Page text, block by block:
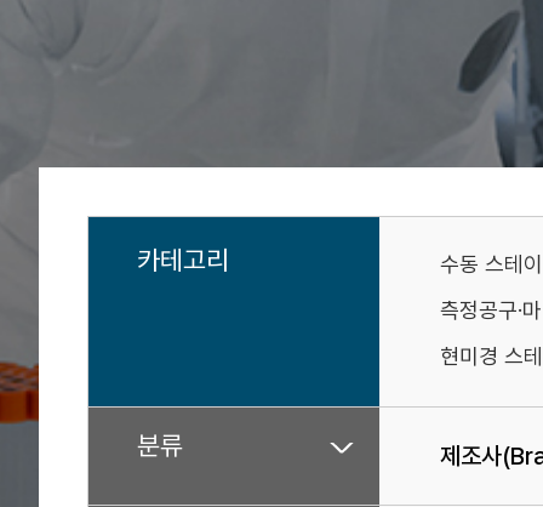
카테고리
수동 스테
측정공구·
현미경 스
분류 제조사